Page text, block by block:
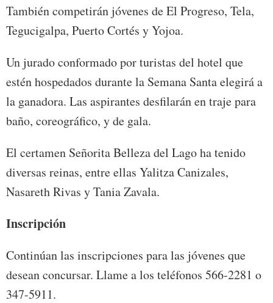
También competirán jóvenes de El Progreso, Tela,
Tegucigalpa, Puerto Cortés y Yojoa.
Un jurado conformado por turistas del hotel que
estén hospedados durante la Semana Santa elegirá a
la ganadora. Las aspirantes desfilarán en traje para
baño, coreográfico, y de gala.
El certamen Señorita Belleza del Lago ha tenido
diversas reinas, entre ellas Yalitza Canizales,
Nasareth Rivas y Tania Zavala.
Inscripción
Continúan las inscripciones para las jóvenes que
desean concursar. Llame a los teléfonos 566-2281 o
347-5911.